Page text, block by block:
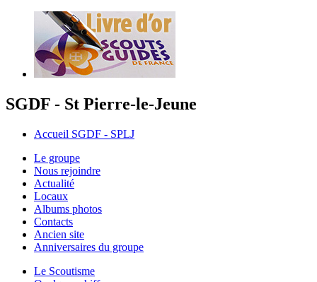
SGDF - St Pierre-le-Jeune
Accueil SGDF - SPLJ
Le groupe
Nous rejoindre
Actualité
Locaux
Albums photos
Contacts
Ancien site
Anniversaires du groupe
Le Scoutisme